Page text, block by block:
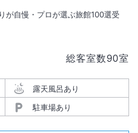
が自慢・プロが選ぶ旅館100選受
総客室数90室
ト
露天風呂あり
駐車場あり